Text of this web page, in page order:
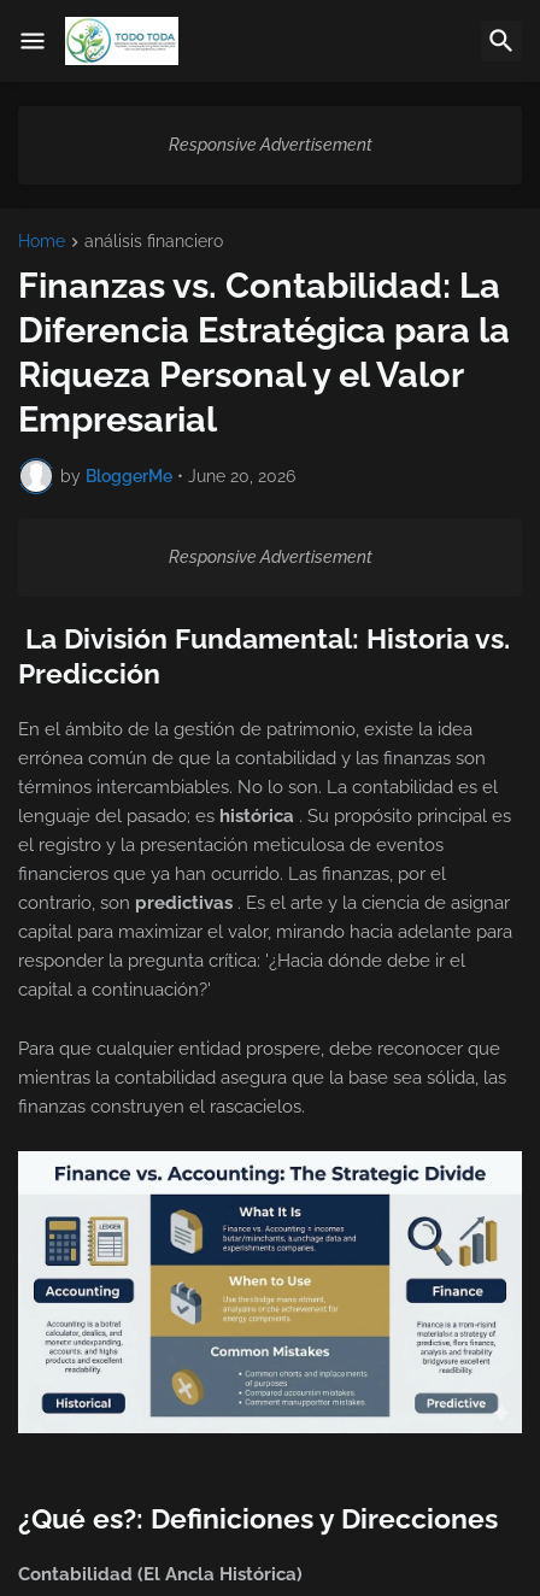
Responsive Advertisement
Home análisis financiero
Finanzas vs. Contabilidad: La
Diferencia Estratégica para la
Riqueza Personal y el Valor
Empresarial
by BloggerMe • June 20, 2026
Responsive Advertisement
La División Fundamental: Historia vs.
Predicción
En el ámbito de la gestión de patrimonio, existe la idea
errónea común de que la contabilidad y las finanzas son
términos intercambiables. No lo son. La contabilidad es el
lenguaje del pasado; es histórica . Su propósito principal es
el registro y la presentación meticulosa de eventos
financieros que ya han ocurrido. Las finanzas, por el
contrario, son predictivas . Es el arte y la ciencia de asignar
capital para maximizar el valor, mirando hacia adelante para
responder la pregunta crítica: '¿Hacia dónde debe ir el
capital a continuación?'
Para que cualquier entidad prospere, debe reconocer que
mientras la contabilidad asegura que la base sea sólida, las
finanzas construyen el rascacielos.
¿Qué es?: Definiciones y Direcciones
Contabilidad (El Ancla Histórica)